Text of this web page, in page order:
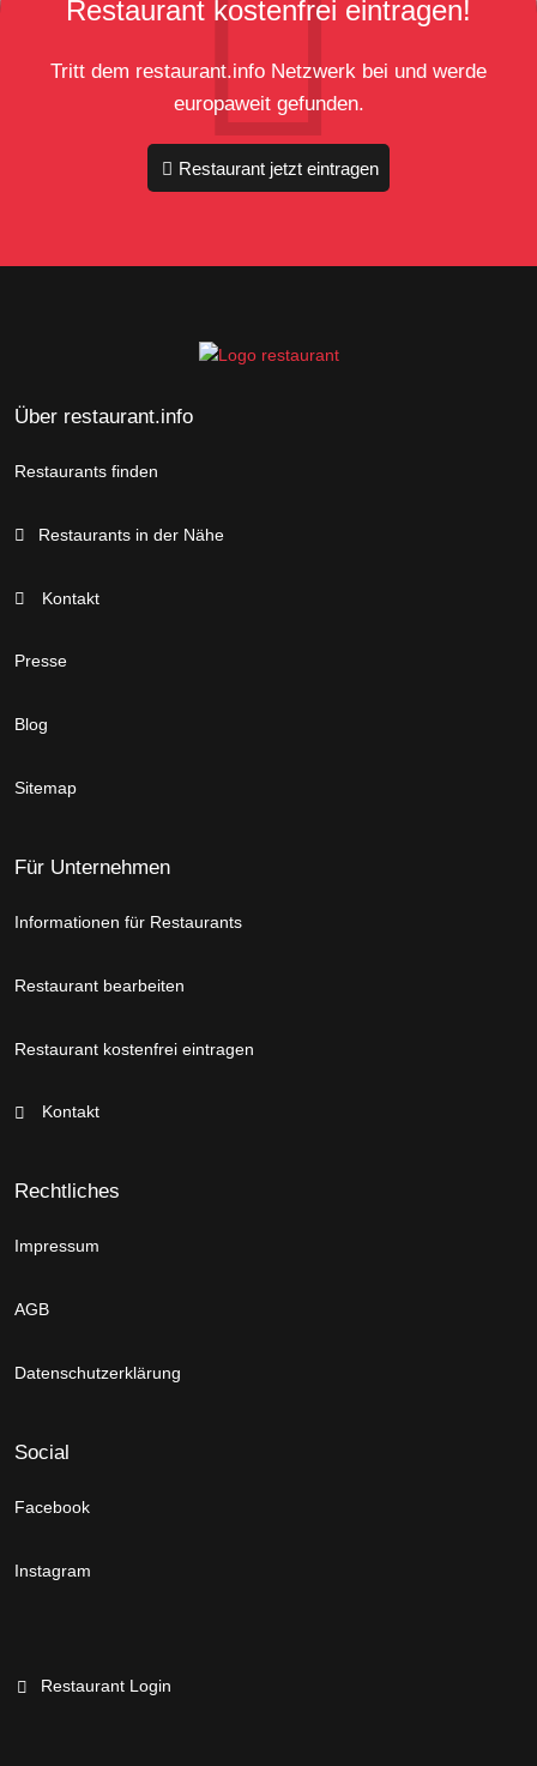
Restaurant kostenfrei eintragen!
Tritt dem restaurant.info Netzwerk bei und werde
europaweit gefunden.
Restaurant jetzt eintragen
Über restaurant.info
Restaurants finden
Restaurants in der Nähe
Kontakt
Presse
Blog
Sitemap
Für Unternehmen
Informationen für Restaurants
Restaurant bearbeiten
Restaurant kostenfrei eintragen
Kontakt
Rechtliches
Impressum
AGB
Datenschutzerklärung
Social
Facebook
Instagram
Restaurant Login